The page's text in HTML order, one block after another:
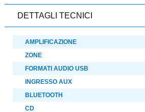
DETTAGLI TECNICI
AMPLIFICAZIONE
ZONE
FORMATI AUDIO USB
INGRESSO AUX
BLUETOOTH
CD